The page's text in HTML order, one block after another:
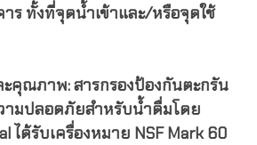
ร ทั้งที่จุดน้ำเข้าและ/หรือจุดใช้
คุณภาพ: สารกรองป้องกันตะกรัน
ามปลอดภัยสำหรับน้ำดื่มโดย
ได้รับเครื่องหมาย NSF Mark 60